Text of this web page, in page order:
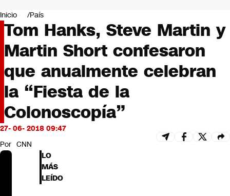
Negocios
Deportes
Programas completos
Cultura
Servicios
Bits
CNN Data
CNN tiempo
Futuro 360
Opinión
Inicio País
Tom Hanks, Steve Martin y
Martin Short confesaron
que anualmente celebran
la “Fiesta de la
Colonoscopía”
27- 06- 2018 09:47
Por CNN
LO
MÁS
LEÍDO